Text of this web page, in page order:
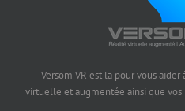
Versom VR est la pour vous
virtuelle et augmentée ainsi que